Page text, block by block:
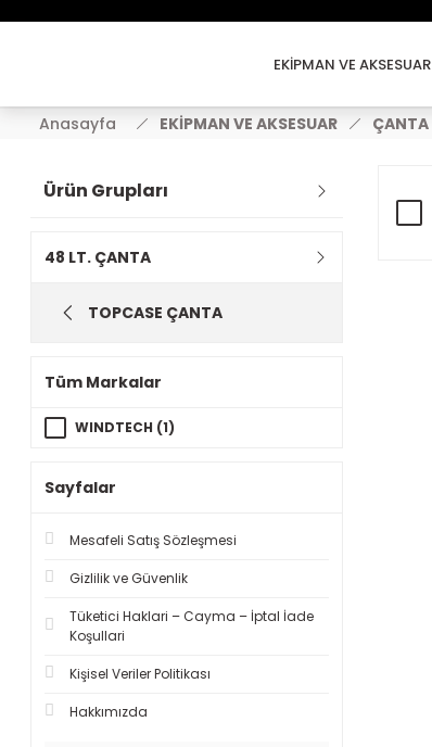
EKİPMAN VE AKSESUAR
Anasayfa EKİPMAN VE AKSESUAR ÇANTA
Ürün Grupları
48 LT. ÇANTA
TOPCASE ÇANTA
Tüm Markalar
WINDTECH (1)
Sayfalar
Mesafeli Satış Sözleşmesi
Gizlilik ve Güvenlik
Tüketici Haklari – Cayma – İptal İade
Koşullari
Kişisel Veriler Politikası
Hakkımızda